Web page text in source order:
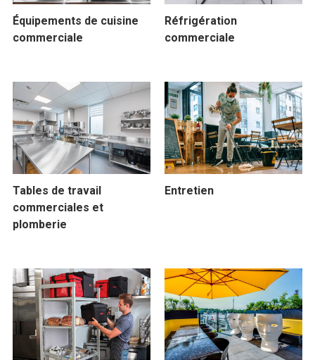
Équipements de cuisine
commerciale
Réfrigération
commerciale
Tables de travail
commerciales et
plomberie
Entretien